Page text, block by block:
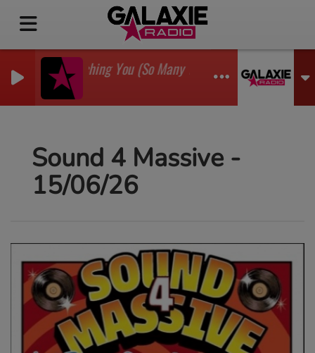
I'm Watching You (So Many Times) (Sean Finn Remix)
GADJO
Sound 4 Massive -
15/06/26